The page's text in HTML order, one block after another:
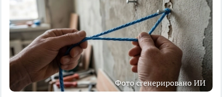
Фото сгенерировано ИИ